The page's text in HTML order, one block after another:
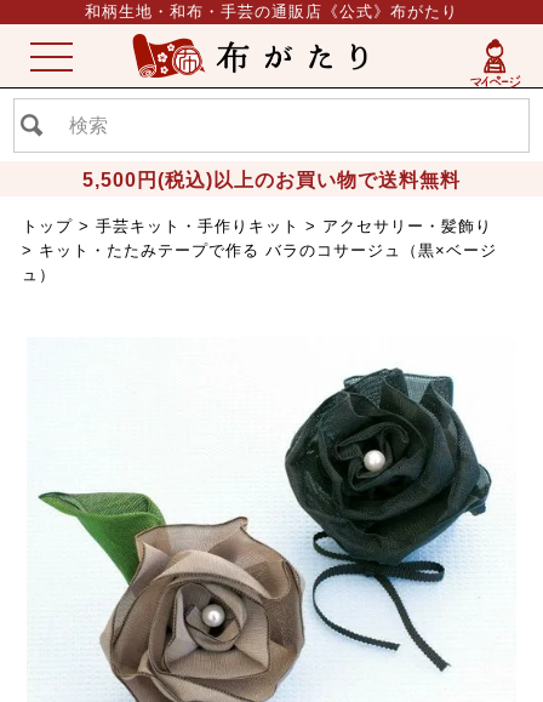
和柄生地・和布・手芸の通販店《公式》布がたり
5,500円(税込)以上のお買い物で送料無料
ME
NU
トップ 手芸キット・手作りキット
アクセサリー・髪飾り
キット・たたみテープで作る バラのコサージュ（黒×ベージ
ュ）